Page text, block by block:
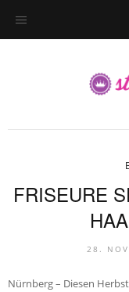
FRISEURE
28.
Nürnberg – Diesen